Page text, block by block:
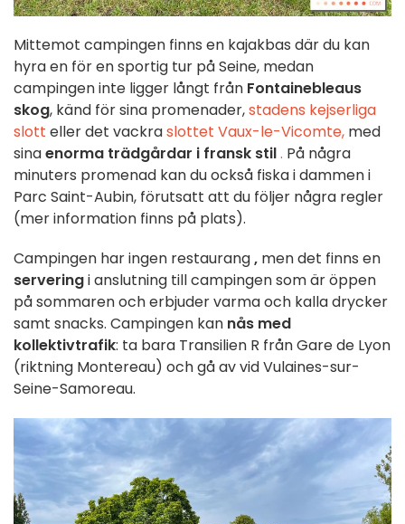
Mittemot campingen finns en kajakbas där du kan
hyra en för en sportig tur på Seine, medan
campingen inte ligger långt från Fontainebleaus
skog, känd för sina promenader,stadens kejserliga
slott eller det vackraslottet Vaux-le-Vicomte, med
sinaenorma trädgårdar i fransk stil. På några
minuters promenad kan du också fiska i dammen i
Parc Saint-Aubin, förutsatt att du följer några regler
(mer information finns på plats).
Campingen har ingen restaurang, men det finns en
serveringi anslutning till campingen som är öppen
på sommaren och erbjuder varma och kalla drycker
samt snacks. Campingen kan nås med
kollektivtrafik: ta bara Transilien R från Gare de Lyon
(riktning Montereau) och gå av vid Vulaines-sur-
Seine-Samoreau.